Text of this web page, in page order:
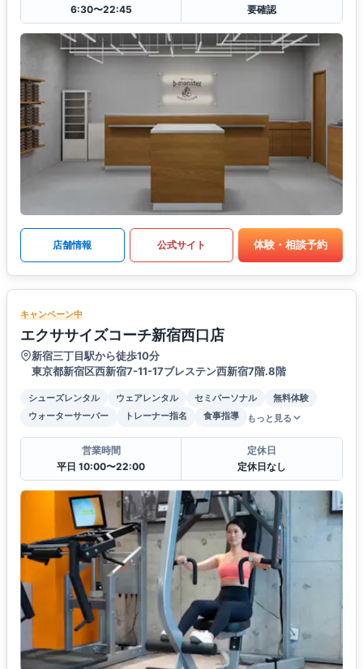
6:30〜22:45
要確認
店舗情報 公式サイト 体験・相談予約
キャンペーン中
エクササイズコーチ新宿西口店
新宿三丁目駅から徒歩10分
東京都新宿区西新宿7-11-17ブレステン西新宿7階.8階
シューズレンタル ウェアレンタル セミパーソナル
無料体験
ウォーターサーバー
トレーナー指名 食事指導 もっと見る
営業時間
平日 10:00〜22:00
定休日
定休日なし